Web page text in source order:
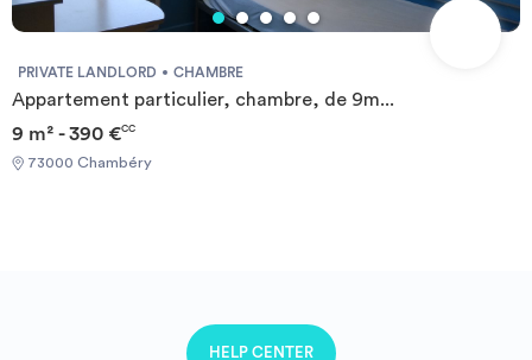
PRIVATE LANDLORD CHAMBRE
Appartement particulier, chambre, de 9m...
9 m² - 390 €CC
73000 Chambéry
HELP CENTER